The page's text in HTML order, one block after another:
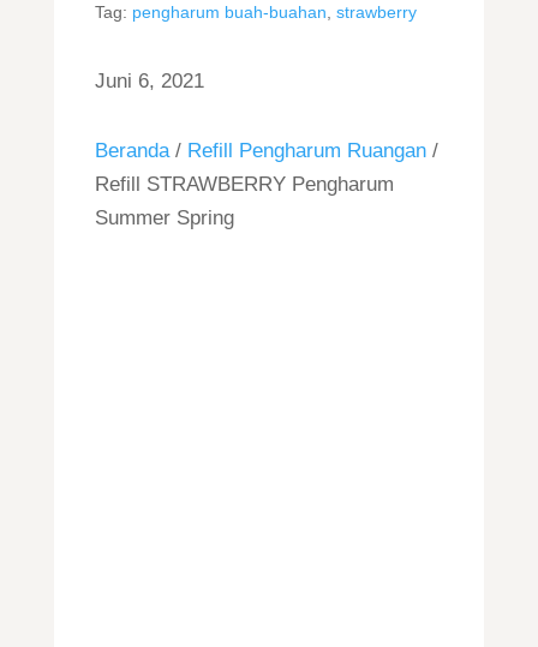
Tag: pengharum buah-buahan strawberry
Juni 6, 2021
Beranda/ Refill Pengharum Ruangan/
Refill STRAWBERRY Pengharum
Summer Spring